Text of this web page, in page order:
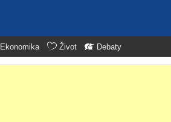
Ekonomika Život Debaty